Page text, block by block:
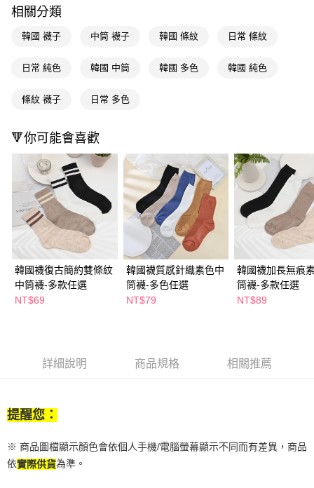
相關說明
【關於「AFTEE先享後付」】
１．簡單：不需註冊會員、不需綁卡、不需儲值。
３．安心：先確認商品／服務後，再付款。
１．於結帳方式選擇「AFTEE先享後付」後，將跳轉至「AFTEE先享後付」
結帳頁面，進行簡訊認證並確認金額後，即可完成結帳。
２．訂單成立數日內，您將收到繳費通知簡訊。
３．收到繳費通知簡訊後14天內，點擊此簡訊中的連結，可透過四大超商／
ATM／網路銀行／等多元方式進行付款，方視為交易完成。
※ 請注意：結帳手續完成當下不需立刻繳費，但若您需要取消訂單，請聯絡
購買商品的店家。未經商家同意取消之訂單仍視為有效，需透過AFTEE先享
後付繳納相關費用。
※ 交易是否成功請以「AFTEE先享後付 」之結帳頁面顯示為準，若有關於
是否繳費成功／繳費後需取消欲退款等相關疑問，請聯繫「AFTEE先享後付
客戶支援中心」https://netprotections.freshdesk.com/support/home
【注意事項】
１．透過由恩沛科技股份有限公司提供之「AFTEE先享後付」服務完成之交
３．未成年的使用者請事先徵得法定代理人或監護人之同意方可使用
時審查核予不同之上限額度；若仍有額度不足之情形，本公司將視審查結果
請求用戶進行身份認證。
恩沛科技股份有限公司將有權停止該用戶之使用額度並採取法律行動。
即享券
全家取貨付款
付款後全家取貨
每筆NT$65，滿NT$390(含以上)免運費
萊爾富取貨付款
每筆NT$65，滿NT$490(含以上)免運費
付款後萊爾富取貨
每筆NT$65，滿NT$490(含以上)免運費
7-11取貨付款
每筆NT$65，滿NT$490(含以上)免運費
宅配(本島)
付款後寶雅門市自取(由倉庫統一出貨)
相關分類
韓國 襪子 中筒 襪子 韓國 條紋 日常 條紋
日常 純色 韓國 中筒 韓國 多色 韓國 純色
條紋 襪子 日常 多色
🔻你可能會喜歡
韓國襪復古簡約雙條紋
中筒襪-多款任選
NT$69
韓國襪質感針織素色中
筒襪-多色任選
NT$79
韓國襪加長無痕
筒襪-多款任選
NT$89
詳細說明 商品規格 相關推薦
提醒您：
※ 商品圖檔顯示顏色會依個人手機/電腦螢幕顯示不同而有差異，商品
依實際供貨為準。